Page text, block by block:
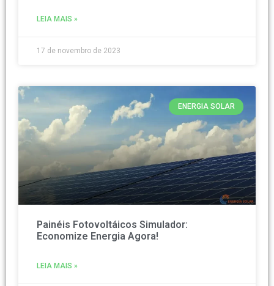
LEIA MAIS »
17 de novembro de 2023
ENERGIA SOLAR
Painéis Fotovoltáicos Simulador:
Economize Energia Agora!
LEIA MAIS »